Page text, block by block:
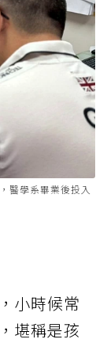
醫學系畢業後投入
小時候常
堪稱是孩